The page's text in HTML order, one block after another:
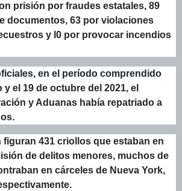
prisión por fraudes estatales, 89
documentos, 63 por violaciones
y l0 por provocar incendios
en el período comprendido
y el 19 de octubre del 2021, el
y Aduanas había repatriado a
figuran 431 criollos que estaban en
de delitos menores, muchos de
en cárceles de Nueva York,